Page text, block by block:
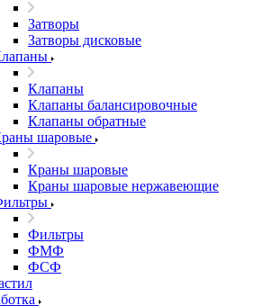
Затворы
Затворы дисковые
Клапаны
Клапаны балансировочные
Клапаны обратные
шаровые
Краны шаровые
Краны шаровые нержавеющие
Фильтры
ФМФ
ФСФ